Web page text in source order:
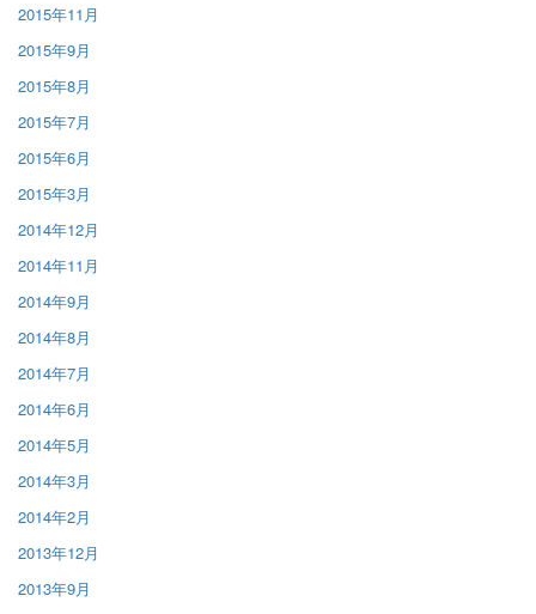
2015年11月
2015年9月
2015年8月
2015年7月
2015年6月
2015年3月
2014年12月
2014年11月
2014年9月
2014年8月
2014年7月
2014年6月
2014年5月
2014年3月
2014年2月
2013年12月
2013年9月